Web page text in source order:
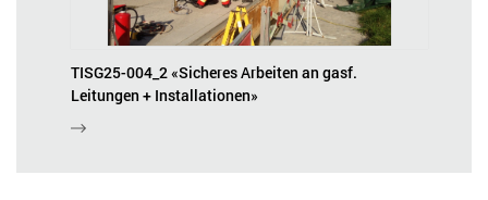
TISG25-004_2 «Sicheres Arbeiten an gasf.
Leitungen + Installationen»